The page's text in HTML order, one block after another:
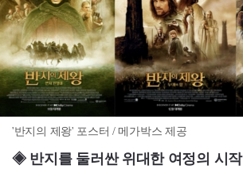
'반지의 제왕' 포스터 / 메가박스 제공
◈ 반지를 둘러싼 위대한 여정의 시작